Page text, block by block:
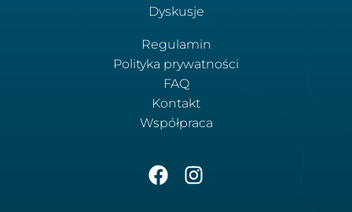
Dyskusje
Regulamin
Polityka prywatności
FAQ
Kontakt
Współpraca